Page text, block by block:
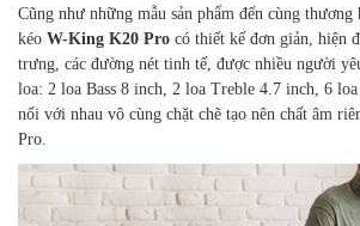
Cũng như những mẫu sản phẩm đến cùng thương
kéo W-King K20 Pro có thiết kế đơn giản, hiện
trưng, các đường nét tinh tế, được nhiều người
loa: 2 loa Bass 8 inch, 2 loa Treble 4.7 inch, 6
nối với nhau vô cùng chặt chẽ tạo nên chất âm
Pro.